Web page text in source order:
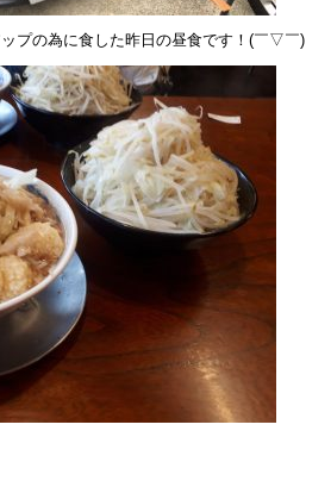
プの為に食した昨日の昼食です！(￣▽￣)